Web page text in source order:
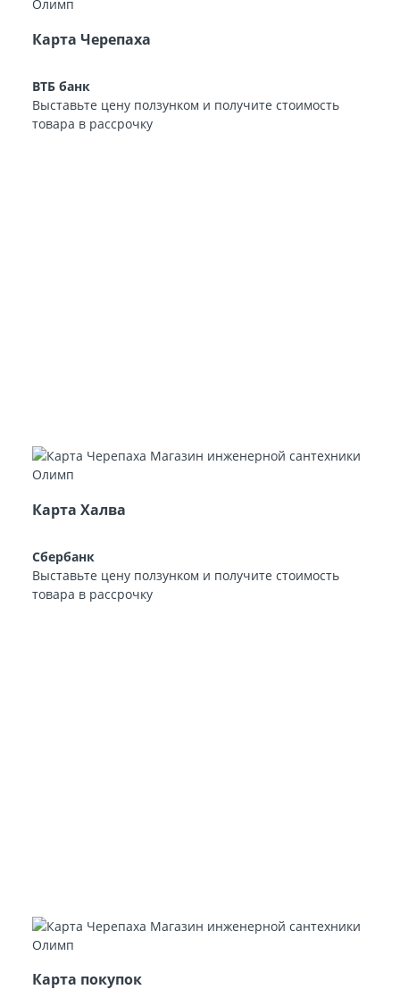
Карта Черепаха
ВТБ банк
Выставьте цену ползунком и получите стоимость
товара в рассрочку
Карта Халва
Сбербанк
Выставьте цену ползунком и получите стоимость
товара в рассрочку
Карта покупок